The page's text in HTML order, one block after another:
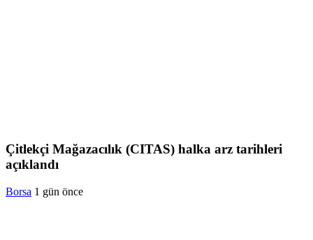
Çitlekçi Mağazacılık (CITAS) halka arz tarihleri
açıklandı
Borsa 1 gün önce